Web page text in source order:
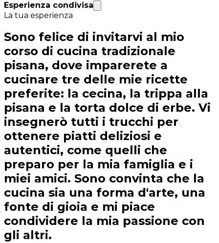
Esperienza condivisa
La tua esperienza
Sono felice di invitarvi al mio
corso di cucina tradizionale
pisana, dove imparerete a
cucinare tre delle mie ricette
preferite: la cecina, la trippa alla
pisana e la torta dolce di erbe. Vi
insegnerò tutti i trucchi per
ottenere piatti deliziosi e
autentici, come quelli che
preparo per la mia famiglia e i
miei amici. Sono convinta che la
cucina sia una forma d'arte, una
fonte di gioia e mi piace
condividere la mia passione con
gli altri.